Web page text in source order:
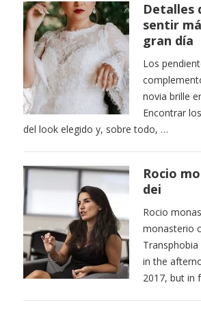
Detalles
sentir
gran día
Los
novia brille
Encontrar
del look elegido y, sobre todo, …
Rocio
dei
Rocio
monasterio
in the
2017, but in